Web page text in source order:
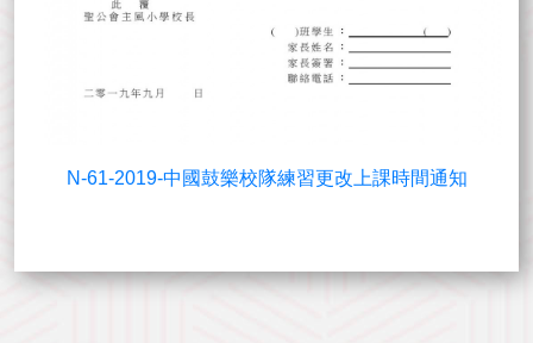
N-61-2019-中國鼓樂校隊練習更改上課時間通知